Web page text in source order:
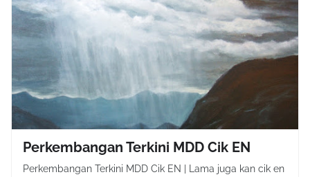
Perkembangan Terkini MDD Cik EN
Perkembangan Terkini MDD Cik EN | Lama juga kan cik en